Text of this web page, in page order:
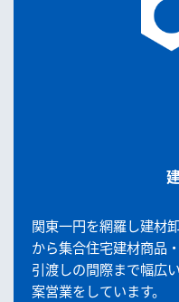
関東一円を網羅し建材
から集合住宅建材商品
引渡しの間際まで幅広
案営業をしています。